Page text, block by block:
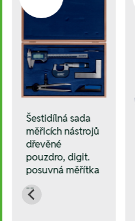
Šestidílná sada
měřicích nástrojů
dřevěné
pouzdro, digit.
posuvná měřítka
--